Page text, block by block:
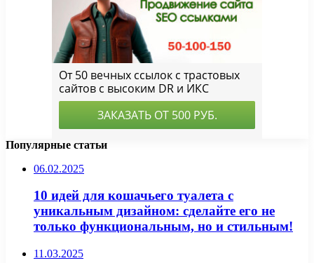
Популярные статьи
06.02.2025
10 идей для кошачьего туалета с
уникальным дизайном: сделайте его не
только функциональным, но и стильным!
11.03.2025